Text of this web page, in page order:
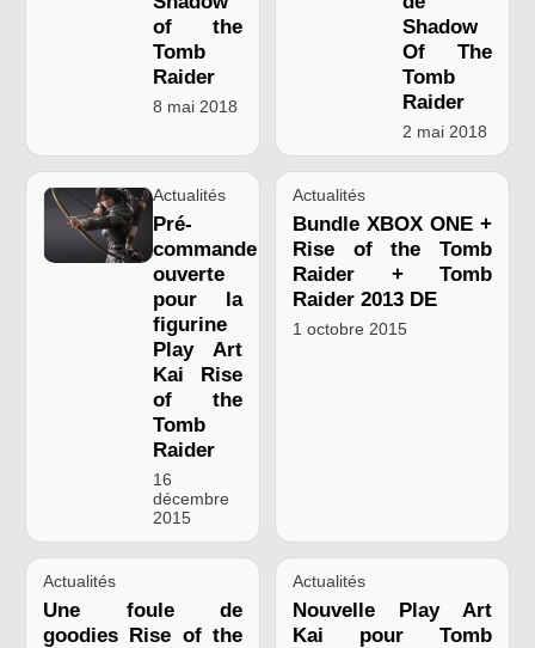
of the
Tomb
Raider
8 mai 2018
Shadow
Of The
Tomb
Raider
2 mai 2018
Actualités
Pré-
commande
ouverte
pour la
figurine
Play Art
Kai Rise
of the
Tomb
Raider
16
décembre
2015
Actualités
Bundle XBOX ONE +
Rise of the Tomb
Raider + Tomb
Raider 2013 DE
1 octobre 2015
Actualités
Une foule de
goodies Rise of the
Actualités
Nouvelle Play Art
Kai pour Tomb